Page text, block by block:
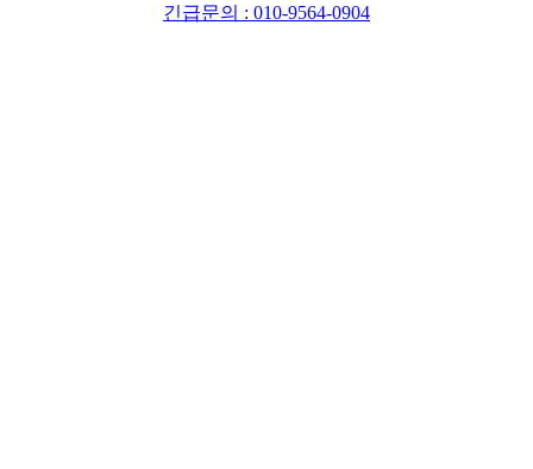
긴급문의 : 010-9564-0904